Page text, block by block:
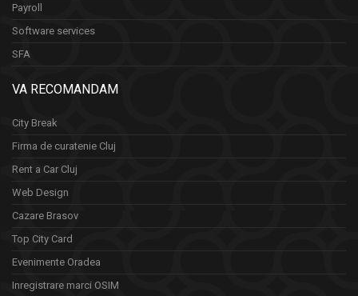
Payroll
Software services
SFA
VA RECOMANDAM
City Break
Firma de curatenie Cluj
Rent a Car Cluj
Web Design
Cazare Brasov
Top City Card
Evenimente Oradea
Inregistrare marci OSIM